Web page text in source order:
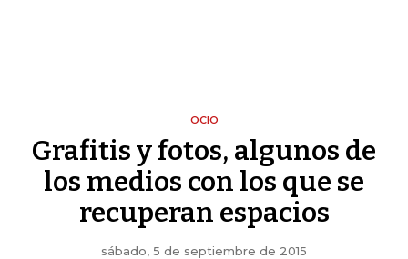
OCIO
Grafitis y fotos, algunos de
los medios con los que se
recuperan espacios
sábado, 5 de septiembre de 2015